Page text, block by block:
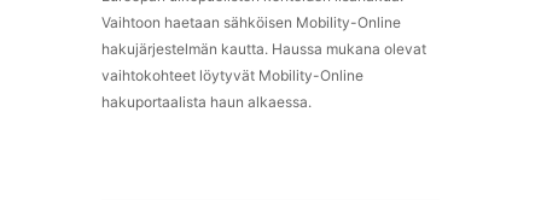
Vaihtoon haetaan sähköisen Mobility-Online
hakujärjestelmän kautta. Haussa mukana olevat
vaihtokohteet löytyvät Mobility-Online
hakuportaalista haun alkaessa.